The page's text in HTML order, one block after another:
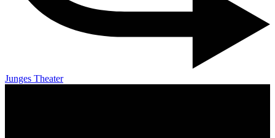
Junges Theater